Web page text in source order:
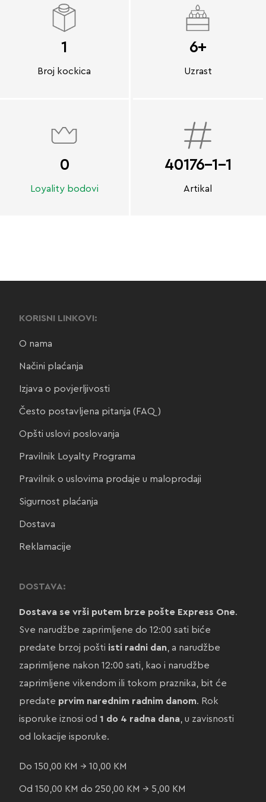
1
Broj kockica
6+
Uzrast
0
Loyality bodovi
40176-1-1
Artikal
KORISNI LINKOVI:
O nama
Načini plaćanja
Izjava o povjerljivosti
Često postavljena pitanja (FAQ)
Opšti uslovi poslovanja
Pravilnik Loyalty Programa
Pravilnik o uslovima prodaje u maloprodaji
Sigurnost plaćanja
Dostava
Reklamacije
DOSTAVA:
Dostava se vrši putem brze pošte Express One.
Sve narudžbe zaprimljene do 12:00 sati biće
predate brzoj pošti isti radni dan, a narudžbe
zaprimljene nakon 12:00 sati, kao i narudžbe
zaprimljene vikendom ili tokom praznika, bit će
predate prvim narednim radnim danom. Rok
isporuke iznosi od 1 do 4 radna dana, u zavisnosti
od lokacije isporuke.
Do 150,00 KM → 10,00 KM
Od 150,00 KM do 250,00 KM → 5,00 KM